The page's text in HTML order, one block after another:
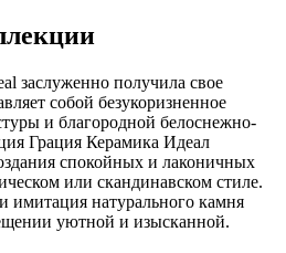
заслуженно получила свое
собой безукоризненное
и благородной белоснежно-
Грация Керамика Идеал
спокойных и лаконичных
или скандинавском стиле.
имитация натурального камня
уютной и изысканной.